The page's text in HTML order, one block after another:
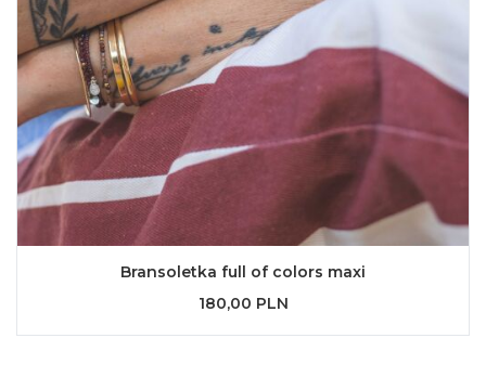
Bransoletka full of colors maxi
180,00 PLN